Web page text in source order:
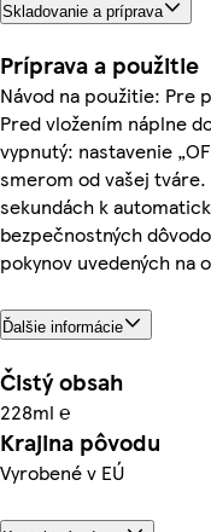
Skladovanie a príprava
Príprava a použitie
Návod na použitie: Pre
Pred vložením náplne
vypnutý: nastavenie
smerom od vašej
sekundách k
bezpečnostných
pokynov uvedených na
Ďalšie informácie
Čistý obsah
228ml ℮
Krajina pôvodu
Vyrobené v EÚ